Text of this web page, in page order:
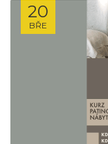
20
BŘE